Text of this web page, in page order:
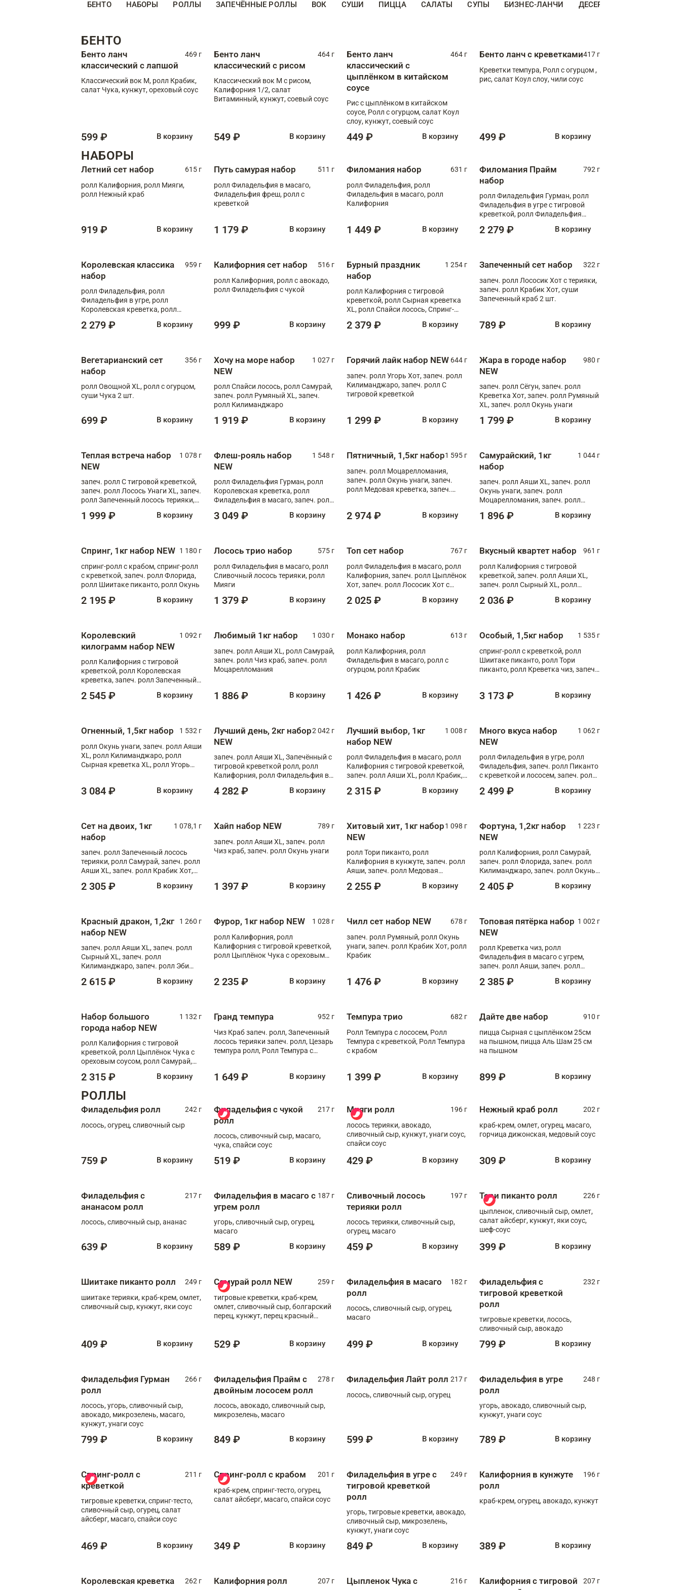
БЕНТО НАБОРЫ РОЛЛЫ ЗАПЕЧЁННЫЕ РОЛЛЫ ВОК СУШИ ПИЦЦА САЛАТЫ СУПЫ БИЗНЕС-ЛАНЧИ ДЕСЕРТЫ
БЕНТО
Бенто ланч
классический с лапшой
469 г
Классический вок М, ролл Крабик,
салат Чука, кунжут, ореховый соус
599 ₽ В корзину
Бенто ланч
классический с рисом
464 г
Классический вок М с рисом,
Калифорния 1/2, салат
Витаминный, кунжут, соевый соус
549 ₽ В корзину
Бенто ланч
классический с
цыплёнком в китайском
соусе
464 г
Рис с цыплёнком в китайском
соусе, Ролл с огурцом, салат Коул
слоу, кунжут, соевый соус
449 ₽ В корзину
Бенто ланч с креветками417 г
Креветки темпура, Ролл с огурцом ,
рис, салат Коул слоу, чили соус
499 ₽ В корзину
НАБОРЫ
Летний сет набор
615 г
ролл Калифорния, ролл Мияги,
ролл Нежный краб
919 ₽ В корзину
Путь самурая набор
511 г
ролл Филадельфия в масаго,
Филадельфия фреш, ролл с
креветкой
1 179 ₽ В корзину
Филомания набор
631 г
ролл Филадельфия, ролл
Филадельфия в масаго, ролл
Калифорния
1 449 ₽ В корзину
Филомания Прайм
набор
792 г
ролл Филадельфия Гурман, ролл
Филадельфия в угре с тигровой
креветкой, ролл Филадельфия
2 279 ₽ В корзину
Королевская классика
набор
959 г
ролл Филадельфия, ролл
Филадельфия в угре, ролл
Королевская креветка, ролл
2 279 ₽ В корзину
Калифорния сет набор
516 г
ролл Калифорния, ролл с авокадо,
ролл Филадельфия с чукой
999 ₽ В корзину
Бурный праздник
набор
1 254 г
ролл Калифорния с тигровой
креветкой, ролл Сырная креветка
XL, ролл Спайси лосось, Спринг-
Медовая креветка
2 379 ₽ В корзину
Запеченный сет набор
322 г
запеч. ролл Лососик Хот с терияки,
запеч. ролл Крабик Хот, суши
Запеченный краб 2 шт.
789 ₽ В корзину
Вегетарианский сет
набор
356 г
ролл Овощной XL, ролл с огурцом,
суши Чука 2 шт.
699 ₽ В корзину
Хочу на море набор
NEW
1 027 г
ролл Спайси лосось, ролл Самурай,
запеч. ролл Румяный XL, запеч.
ролл Килиманджаро
1 919 ₽ В корзину
Горячий лайк набор NEW 644 г
запеч. ролл Угорь Хот, запеч. ролл
Килиманджаро, запеч. ролл С
тигровой креветкой
1 299 ₽ В корзину
Жара в городе набор
NEW
980 г
запеч. ролл Сёгун, запеч. ролл
Креветка Хот, запеч. ролл Румяный
XL, запеч. ролл Окунь унаги
1 799 ₽ В корзину
Теплая встреча набор
NEW
1 078 г
запеч. ролл С тигровой креветкой,
запеч. ролл Лосось Унаги XL, запеч.
ролл Запеченный лосось терияки,
1 999 ₽ В корзину
Флеш-рояль набор
NEW
1 548 г
ролл Филадельфия Гурман, ролл
Королевская креветка, ролл
Филадельфия в масаго, запеч. ролл
Тигровая креветка с моцареллой,
3 049 ₽ В корзину
Пятничный, 1,5кг набор1 595 г
запеч. ролл Моцарелломания,
запеч. ролл Окунь унаги, запеч.
ролл Медовая креветка, запеч.
2 974 ₽ В корзину
Самурайский, 1кг
набор
1 044 г
запеч. ролл Аяши XL, запеч. ролл
Окунь унаги, запеч. ролл
Моцарелломания, запеч. ролл
1 896 ₽ В корзину
Спринг, 1кг набор NEW 1 180 г
спринг-ролл с крабом, спринг-ролл
с креветкой, запеч. ролл Флорида,
ролл Шиитаке пиканто, ролл Окунь
2 195 ₽ В корзину
Лосось трио набор
575 г
ролл Филадельфия в масаго, ролл
Сливочный лосось терияки, ролл
Мияги
1 379 ₽ В корзину
Топ сет набор
767 г
ролл Филадельфия в масаго, ролл
Калифорния, запеч. ролл Цыплёнок
Хот, запеч. ролл Лососик Хот с
2 025 ₽ В корзину
Вкусный квартет набор
961 г
ролл Калифорния с тигровой
креветкой, запеч. ролл Аяши XL,
запеч. ролл Сырный XL, ролл
2 036 ₽ В корзину
Королевский
килограмм набор NEW
1 092 г
ролл Калифорния с тигровой
креветкой, ролл Королевская
креветка, запеч. ролл Запеченный
XL, запеч. ролл Крабик Хот
2 545 ₽ В корзину
Любимый 1кг набор
1 030 г
запеч. ролл Аяши XL, ролл Самурай,
запеч. ролл Чиз краб, запеч. ролл
Моцарелломания
1 886 ₽ В корзину
Монако набор
613 г
ролл Калифорния, ролл
Филадельфия в масаго, ролл с
огурцом, ролл Крабик
1 426 ₽ В корзину
Особый, 1,5кг набор
1 535 г
спринг-ролл с креветкой, ролл
Шиитаке пиканто, ролл Тори
пиканто, ролл Креветка чиз, запеч.
3 173 ₽ В корзину
Огненный, 1,5кг набор
1 532 г
ролл Окунь унаги, запеч. ролл Аяши
XL, ролл Килиманджаро, ролл
Сырная креветка XL, ролл Угорь
3 084 ₽ В корзину
Лучший день, 2кг набор
NEW
2 042 г
запеч. ролл Аяши XL, Запечённый с
тигровой креветкой ролл, ролл
Калифорния, ролл Филадельфия в
запеч. ролл Моцарелломания, ролл
4 282 ₽ В корзину
Лучший выбор, 1кг
набор NEW
1 008 г
ролл Филадельфия в масаго, ролл
Калифорния с тигровой креветкой,
запеч. ролл Аяши XL, ролл Крабик,
2 315 ₽ В корзину
Много вкуса набор
NEW
1 062 г
ролл Филадельфия в угре, ролл
Филадельфия, запеч. ролл Пиканто
с креветкой и лососем, запеч. ролл
2 499 ₽ В корзину
Сет на двоих, 1кг
набор
1 078,1 г
запеч. ролл Запеченный лосось
терияки, ролл Самурай, запеч. ролл
Аяши XL, запеч. ролл Крабик Хот,
2 305 ₽ В корзину
Хайп набор NEW
789 г
запеч. ролл Аяши XL, запеч. ролл
Чиз краб, запеч. ролл Окунь унаги
1 397 ₽ В корзину
Хитовый хит, 1кг набор
NEW
1 098 г
ролл Тори пиканто, ролл
Калифорния в кунжуте, запеч. ролл
Аяши, запеч. ролл Медовая
чукой
2 255 ₽ В корзину
Фортуна, 1,2кг набор
NEW
1 223 г
ролл Калифорния, ролл Самурай,
запеч. ролл Флорида, запеч. ролл
Килиманджаро, запеч. ролл Окунь
2 405 ₽ В корзину
Красный дракон, 1,2кг
набор NEW
1 260 г
запеч. ролл Аяши XL, запеч. ролл
Сырный XL, запеч. ролл
Килиманджаро, запеч. ролл Эби
краб
2 615 ₽ В корзину
Фурор, 1кг набор NEW
1 028 г
ролл Калифорния, ролл
Калифорния с тигровой креветкой,
ролл Цыплёнок Чука с ореховым
2 235 ₽ В корзину
Чилл сет набор NEW
678 г
запеч. ролл Румяный, ролл Окунь
унаги, запеч. ролл Крабик Хот, ролл
Крабик
1 476 ₽ В корзину
Топовая пятёрка набор
NEW
1 002 г
ролл Креветка чиз, ролл
Филадельфия в масаго с угрем,
запеч. ролл Аяши, запеч. ролл
2 385 ₽ В корзину
Набор большого
города набор NEW
1 132 г
ролл Калифорния с тигровой
креветкой, ролл Цыплёнок Чука с
ореховым соусом, ролл Самурай,
ролл с крабом
2 315 ₽ В корзину
Гранд темпура
952 г
Чиз Краб запеч. ролл, Запеченный
лосось терияки запеч. ролл, Цезарь
темпура ролл, Ролл Темпура с
1 649 ₽ В корзину
Темпура трио
682 г
Ролл Темпура с лососем, Ролл
Темпура с креветкой, Ролл Темпура
с крабом
1 399 ₽ В корзину
Дайте две набор
910 г
пицца Сырная с цыплёнком 25см
на пышном, пицца Аль Шам 25 см
на пышном
899 ₽ В корзину
РОЛЛЫ
Филадельфия ролл
242 г
лосось, огурец, сливочный сыр
759 ₽ В корзину
Филадельфия с чукой
ролл
217 г
лосось, сливочный сыр, масаго,
чука, спайси соус
519 ₽ В корзину
Мияги ролл
196 г
лосось терияки, авокадо,
сливочный сыр, кунжут, унаги соус,
спайси соус
429 ₽ В корзину
Нежный краб ролл
202 г
краб-крем, омлет, огурец, масаго,
горчица дижонская, медовый соус
309 ₽ В корзину
Филадельфия с
ананасом ролл
217 г
лосось, сливочный сыр, ананас
639 ₽ В корзину
Филадельфия в масаго с
угрем ролл
187 г
угорь, сливочный сыр, огурец,
масаго
589 ₽ В корзину
Сливочный лосось
терияки ролл
197 г
лосось терияки, сливочный сыр,
огурец, масаго
459 ₽ В корзину
Тори пиканто ролл
226 г
цыпленок, сливочный сыр, омлет,
салат айсберг, кунжут, яки соус,
шеф-соус
399 ₽ В корзину
Шиитаке пиканто ролл
249 г
шиитаке терияки, краб-крем, омлет,
сливочный сыр, кунжут, яки соус
409 ₽ В корзину
Самурай ролл NEW
259 г
тигровые креветки, краб-крем,
омлет, сливочный сыр, болгарский
перец, кунжут, перец красный
529 ₽ В корзину
Филадельфия в масаго
ролл
182 г
лосось, сливочный сыр, огурец,
масаго
499 ₽ В корзину
Филадельфия с
тигровой креветкой
ролл
232 г
тигровые креветки, лосось,
сливочный сыр, авокадо
799 ₽ В корзину
Филадельфия Гурман
ролл
266 г
лосось, угорь, сливочный сыр,
авокадо, микрозелень, масаго,
кунжут, унаги соус
799 ₽ В корзину
Филадельфия Прайм с
двойным лососем ролл
278 г
лосось, авокадо, сливочный сыр,
микрозелень, масаго
849 ₽ В корзину
Филадельфия Лайт ролл 217 г
лосось, сливочный сыр, огурец
599 ₽ В корзину
Филадельфия в угре
ролл
248 г
угорь, авокадо, сливочный сыр,
кунжут, унаги соус
789 ₽ В корзину
Спринг-ролл с
креветкой
211 г
тигровые креветки, спринг-тесто,
сливочный сыр, огурец, салат
айсберг, масаго, спайси соус
469 ₽ В корзину
Спринг-ролл с крабом
201 г
краб-крем, спринг-тесто, огурец,
салат айсберг, масаго, спайси соус
349 ₽ В корзину
Филадельфия в угре с
тигровой креветкой
ролл
249 г
угорь, тигровые креветки, авокадо,
сливочный сыр, микрозелень,
кунжут, унаги соус
849 ₽ В корзину
Калифорния в кунжуте
ролл
196 г
краб-крем, огурец, авокадо, кунжут
389 ₽ В корзину
Королевская креветка
262 г Калифорния ролл 207 г
Цыпленок Чука с
216 г
Калифорния с тигровой
207 г